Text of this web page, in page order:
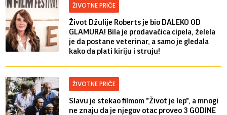
ŽIVOTNE PRIČE
Život Džulije Roberts je bio DALEKO OD
GLAMURA! Bila je prodavačica cipela, želela
je da postane veterinar, a samo je gledala
kako da plati kiriju i struju!
ŽIVOTNE PRIČE
Slavu je stekao filmom "Život je lep", a mnogi
ne znaju da je njegov otac proveo 3 GODINE